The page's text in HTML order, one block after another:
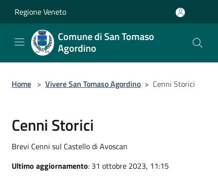
Regione Veneto
Comune di San Tomaso
Agordino
Home > Vivere San Tomaso Agordino > Cenni Storici
Cenni Storici
Brevi Cenni sul Castello di Avoscan
Ultimo aggiornamento: 31 ottobre 2023, 11:15